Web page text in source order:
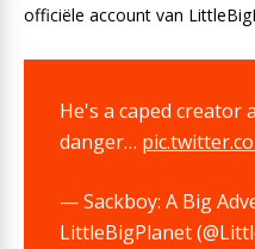
officiële account van
He's a caped creator
danger…
— Sackboy: A Big
LittleBigPlanet